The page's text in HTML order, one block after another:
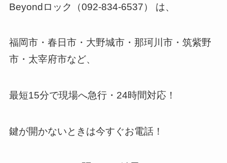
Beyondロック（092-834-6537） は、
福岡市・春日市・大野城市・那珂川市・筑紫野
市・太宰府市など、
最短15分で現場へ急行・24時間対応！
鍵が開かないときは今すぐお電話！